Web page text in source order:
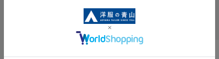
INFORMATION